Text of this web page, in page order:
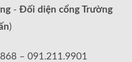
- Đối diện cổng Trường
)
– 091.211.9901